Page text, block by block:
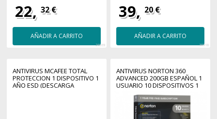
22, 32 €
AÑADIR A CARRITO
26869
39, 20 €
AÑADIR A CARRITO
38918
ANTIVIRUS MCAFEE TOTAL
PROTECCION 1 DISPOSITIVO 1
AÑO ESD (DESCARGA
ANTIVIRUS NORTON 360
ADVANCED 200GB ESPAÑOL 1
USUARIO 10 DISPOSITIVOS 1